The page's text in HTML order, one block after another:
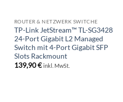
ROUTER & NETZWERK SWITCHE
TP-Link JetStream™ TL-SG3428
24-Port Gigabit L2 Managed
Switch mit 4-Port Gigabit SFP
Slots Rackmount
139,90€ inkl. MwSt.